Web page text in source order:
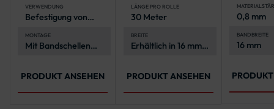
und langlebig
VERWENDUNG
Befestigung von
Rohrpfosten
MONTAGE
Mit Bandschellen
PRODUKT ANSEHEN
und langlebig
LÄNGE PRO ROLLE
30 Meter
BREITE
Erhältlich in 16 mm
PRODUKT ANSEHEN
0,8 mm
BANDBREITE
16 mm